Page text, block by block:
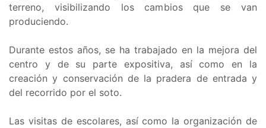
terreno, visibilizando los cambios que se van
produciendo.
Durante estos años, se ha trabajado en la mejora del
centro y de su parte expositiva, así como en la
creación y conservación de la pradera de entrada y
del recorrido por el soto.
Las visitas de escolares, así como la organización de